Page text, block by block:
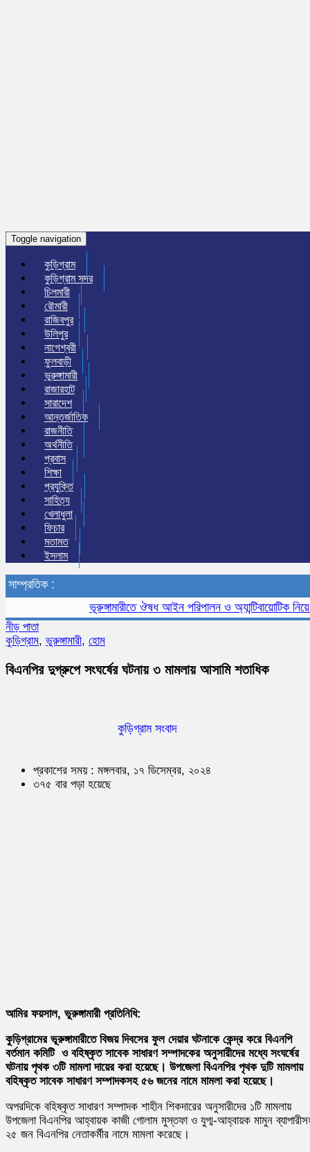
Toggle navigation
কুড়িগ্রাম
কুড়িগ্রাম সদর
চিলমারী
রৌমারী
রাজিবপুর
উলিপুর
নাগেশ্বরী
ফুলবাড়ী
ভুরুঙ্গামারী
রাজারহাট
সারাদেশ
আন্তর্জাতিক
রাজনীতি
অর্থনীতি
প্রবাস
শিক্ষা
প্রযুক্তি
সাহিত্য
খেলাধুলা
ফিচার
মতামত
ইসলাম
সাম্প্রতিক :
ভূরুঙ্গামারীতে ঔষধ আইন পরিপালন ও অ্যান্টিবায়োটিক নিয়ে
নীড় পাতা
কুড়িগ্রাম, ভুরুঙ্গামারী, হোম
বিএনপির দুগ্রুপে সংঘর্ষের ঘটনায় ৩ মামলায় আসামি শতাধিক
কুড়িগ্রাম সংবাদ
প্রকাশের সময় : মঙ্গলবার, ১৭ ডিসেম্বর, ২০২৪
৩৭৫ বার পড়া হয়েছে
আমির ফয়সাল, ভুরুঙ্গামারী প্রতিনিধি:
কুড়িগ্রামের ভূরুঙ্গামারীতে বিজয় দিবসের ফুল দেয়ার ঘটনাকে কেন্দ্র করে বিএনপি
বর্তমান কমিটি ও বহিষ্কৃত সাবেক সাধারণ সম্পাদকের অনুসারীদের মধ্যে সংঘর্ষের
ঘটনায় পৃথক ৩টি মামলা দায়ের করা হয়েছে। উপজেলা বিএনপির পৃথক দুটি মামলায়
বহিষ্কৃত সাবেক সাধারণ সম্পাদকসহ ৫৬ জনের নামে মামলা করা হয়েছে।
অপরদিকে বহিষ্কৃত সাধারণ সম্পাদক শাহীন শিকদারের অনুসারীদের ১টি মামলায়
উপজেলা বিএনপির আহ্বায়ক কাজী গোলাম মুস্তফা ও যুগ্ম-আহ্বায়ক মামুন
২৫ জন বিএনপির নেতাকর্মীর নামে মামলা করেছে।